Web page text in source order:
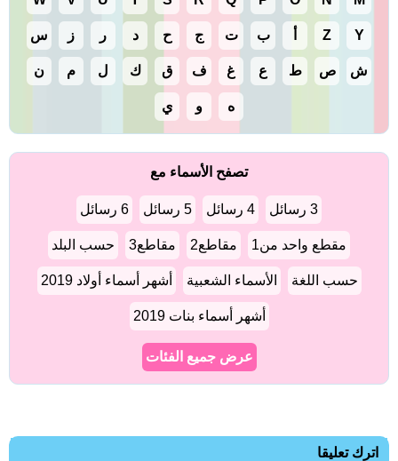
Y
Z ب ت ج ح د ر ز س
ش ص ط ع غ ف ق ك ل م ن
ه و ي
تصفح الأسماء مع
3 رسائل 4 رسائل 5 رسائل 6 رسائل
مقطع واحد من1 مقاطع2 مقاطع3 حسب البلد
حسب اللغة الأسماء الشعبية أشهر أسماء أولاد 2019
أشهر أسماء بنات 2019
عرض جميع الفئات
اترك تعليقا